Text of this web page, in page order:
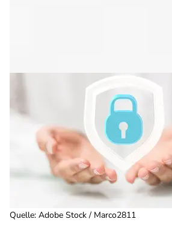
Quelle: Adobe Stock / Marco2811